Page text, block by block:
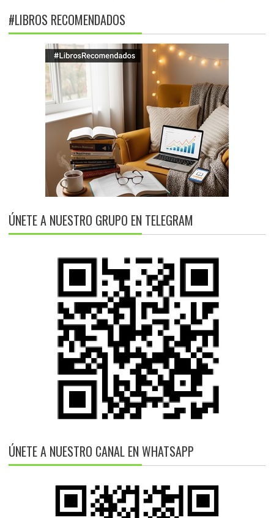
#LIBROS RECOMENDADOS
ÚNETE A NUESTRO GRUPO EN TELEGRAM
ÚNETE A NUESTRO CANAL EN WHATSAPP